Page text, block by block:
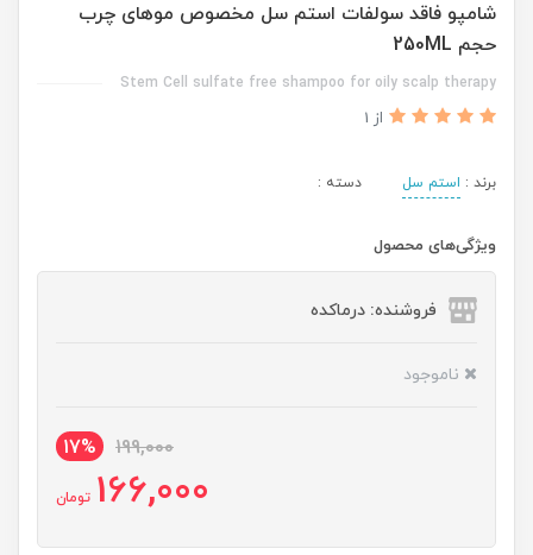
شامپو فاقد سولفات استم سل مخصوص موهای چرب
حجم 250ML
Stem Cell sulfate free shampoo for oily scalp therapy
از 1
برند : استم سل دسته :
ویژگی‌های محصول
فروشنده: درماکده
ناموجود
199,000
17%
166,000 تومان